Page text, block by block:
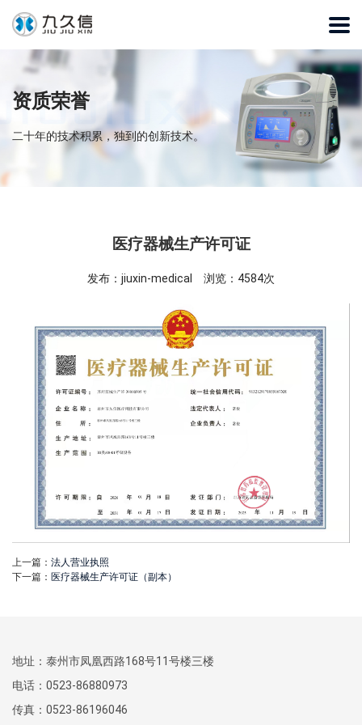
资质荣誉
二十年的技术积累，独到的创新技术。
医疗器械生产许可证
发布：jiuxin-medical 浏览：4584次
上一篇： 法人营业执照
下一篇： 医疗器械生产许可证（副本）
地址：泰州市凤凰西路168号11号楼三楼
电话：0523-86880973
传真：0523-86196046